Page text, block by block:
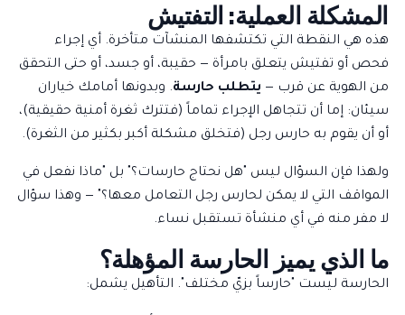
المشكلة العملية: التفتيش
هذه هي النقطة التي تكتشفها المنشآت متأخرة. أي إجراء
فحص أو تفتيش يتعلق بامرأة — حقيبة، أو جسد، أو حتى التحقق
من الهوية عن قرب — يتطلب حارسة. وبدونها أمامك خياران
سيئان: إما أن تتجاهل الإجراء تماماً (فتترك ثغرة أمنية حقيقية)،
أو أن يقوم به حارس رجل (فتخلق مشكلة أكبر بكثير من الثغرة).
ولهذا فإن السؤال ليس "هل نحتاج حارسات؟" بل "ماذا نفعل في
المواقف التي لا يمكن لحارس رجل التعامل معها؟" — وهذا سؤال
لا مفر منه في أي منشأة تستقبل نساء.
ما الذي يميز الحارسة المؤهلة؟
الحارسة ليست "حارساً بزيّ مختلف". التأهيل يشمل: